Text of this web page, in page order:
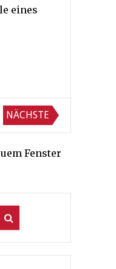
eines
NÄCHSTE
Fenster